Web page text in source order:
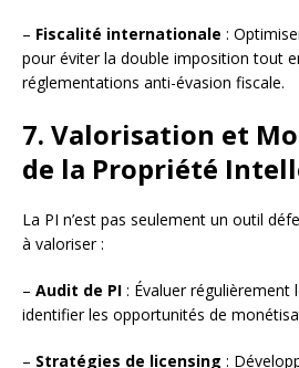
– Fiscalité internationale :
pour éviter la double imposition tout
réglementations anti-évasion fiscale.
7. Valorisation et
de la Propriété
La PI n’est pas seulement un outil
à valoriser :
– Audit de PI : Évaluer
identifier les opportunités de
– Stratégies de licensing :